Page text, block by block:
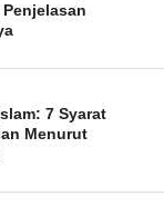
7 Syarat
Menurut